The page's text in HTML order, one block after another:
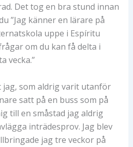
Det tog en bra stund innan
”Jag känner en lärare på
uppe i Espíritu
om du kan få delta i
vecka.”
jag, som aldrig varit utanför
satt på en buss som på
till en småstad jag aldrig
inträdesprov. Jag blev
jag tre veckor på